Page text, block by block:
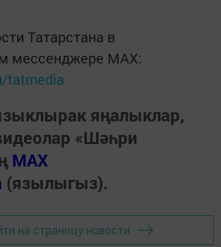
Татарстана в
мессенджере MАХ:
tatmedia
яңалыклар,
«Шәһри
MAX
(язылыгыз).
на страницу новости